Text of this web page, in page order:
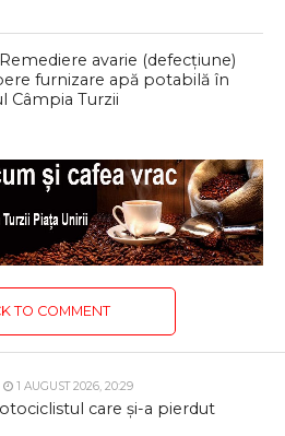
avarie (defecțiune)
furnizare apă potabilă în
Câmpia Turzii
TO COMMENT
1 AUGUST 2026, 20:29
care și-a pierdut